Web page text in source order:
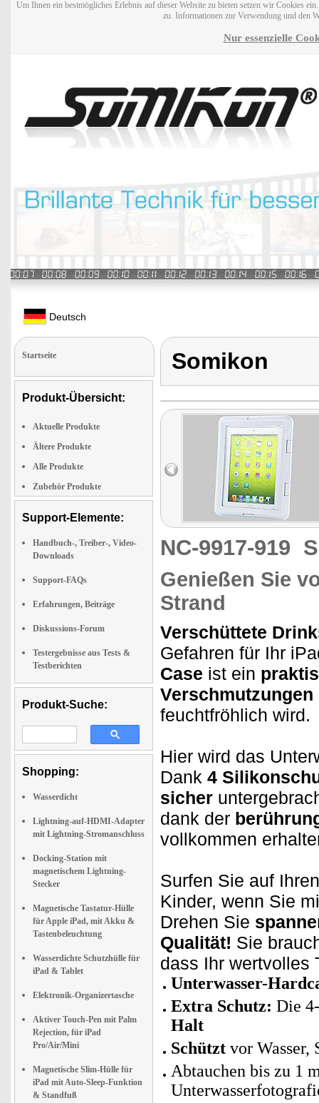
Um Ihnen ein bestmögliches Erlebnis auf dieser Website zu bieten setzen wir Cookies
zu. Informationen zur Verwendung und den
Nur essenzielle
Deutsch
Startseite
Produkt-Übersicht:
Aktuelle Produkte
Ältere Produkte
Alle Produkte
Zubehör Produkte
Support-Elemente:
Handbuch-, Treiber-, Video-
Downloads
Support-FAQs
Erfahrungen, Beiträge
Diskussions-Forum
Testergebnisse aus Tests &
Testberichten
Produkt-Suche:
Shopping:
Wasserdicht
Lightning-auf-HDMI-Adapter
mit Lightning-Stromanschluss
Docking-Station mit
magnetischem Lightning-
Stecker
Magnetische Tastatur-Hülle
für Apple iPad, mit Akku &
Tastenbeleuchtung
Wasserdichte Schutzhülle für
iPad & Tablet
Elektronik-Organizertasche
Aktiver Touch-Pen mit Palm
Rejection, für iPad
Pro/Air/Mini
Magnetische Slim-Hülle für
iPad mit Auto-Sleep-Funktion
& Standfuß
Somikon
NC-9917-919
Genießen Sie
Strand
Verschüttete
Gefahren für Ihr
Case ist ein
Verschmutzungen
feuchtfröhlich wird.
Hier wird das
Dank 4
sicher
dank der
vollkommen
Surfen Sie auf
Kinder, wenn Sie
Drehen Sie
Qualität! Sie
dass Ihr wertvolles
Unterwasser-
Extra Schutz: Die
Halt
Schützt vor Wasser,
Abtauchen bis zu 1